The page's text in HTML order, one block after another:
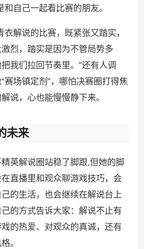
和自己一起看比赛的朋友。
衣解说的比赛，既紧张又踏实，
烈，踏实是因为不管局势多
我们拉回节奏里。”还有人调
赛场镇定剂”，哪怕决赛圈打得焦
说，心也能慢慢静下来。
未来
英解说圈站稳了脚跟,但她的脚
直播里和观众聊游戏技巧，会
的生活，也会继续在解说台上
的方式告诉大家：解说不止有
的热爱、对观众的真诚，还有
。